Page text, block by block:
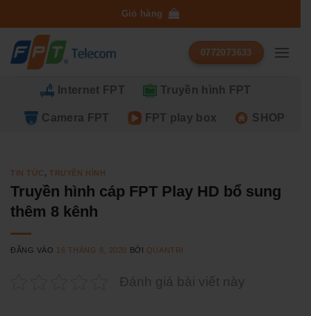
qua
dung
Giỏ hàng
0772073633
Internet FPT Truyền hình FPT
Camera FPT FPT play box SHOP
TIN TỨC ,TRUYỀN HÌNH
Truyền hình cáp FPT Play HD bổ sung
thêm 8 kênh
ĐĂNG VÀO 16 THÁNG 8, 2020 BỞI QUANTRI
Đánh giá bài viết này